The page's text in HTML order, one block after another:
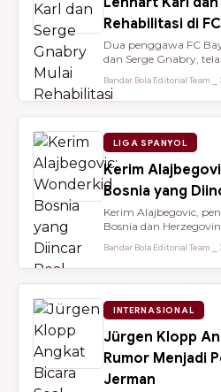
Rehabilitasi di
Dua penggawa FC
dan Serge Gnabry,
Bandar Bola Editorial Team ⎯
LIGA SPANYOL
Kerim
Bosnia yang
Kerim Alajbegovic,
Bosnia dan
Bandar Bola Editorial Team ⎯
INTERNASIONAL
Jürgen Klopp
Rumor Menjadi
Jerman